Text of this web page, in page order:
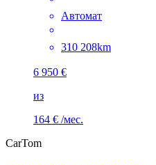
Автомат
310 208km
6 950 €
из
164 € /мес.
CarTom